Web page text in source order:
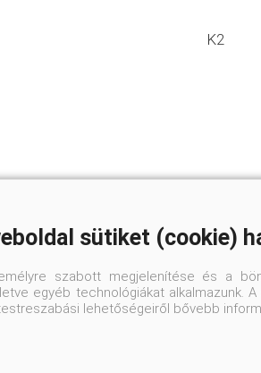
K2
sütiket (cookie)
szabott megjelenítése és a
egyéb technológiákat alkalmazunk.
lehetőségeiről bővebb